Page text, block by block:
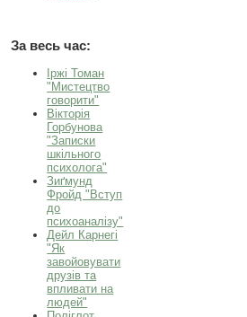
За весь час:
Іржі Томан
"Мистецтво
говорити"
Вікторія
Горбунова
"Записки
шкільного
психолога"
Зиґмунд
Фройд "Вступ
до
психоаналізу"
Дейл Карнегі
"Як
завойовувати
друзів та
впливати на
людей"